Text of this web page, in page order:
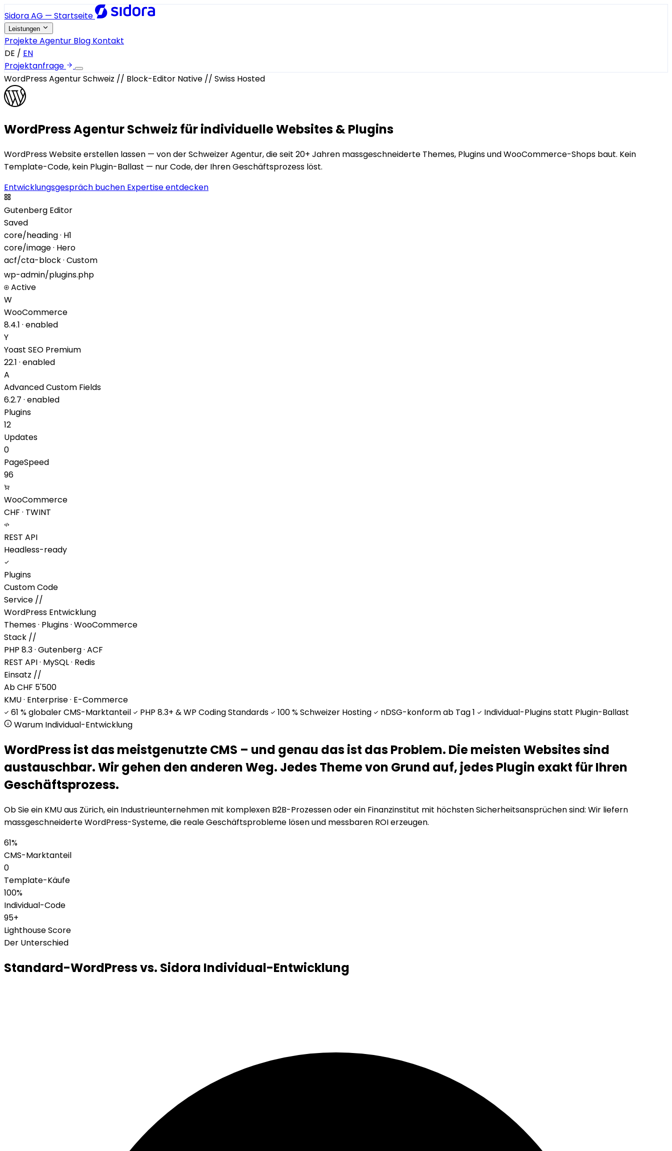
Sidora AG — Startseite
Leistungen
ProjekteAgentur Blog Kontakt
DE / EN
Projektanfrage
WordPress Agentur Schweiz // Block-Editor Native // Swiss Hosted
WordPress Agentur Schweiz fürindividuelle Websites & Plugins
WordPress Website erstellen lassen — von der Schweizer Agentur, die seit 20+ Jahren massgeschneiderte Themes, Plugins und WooCommerce-Shops baut. Kein
Template-Code, kein Plugin-Ballast — nur Code, der Ihren Geschäftsprozess löst.
Entwicklungsgespräch buchen Expertise entdecken
Gutenberg Editor
Saved
core/heading · H1
core/image · Hero
acf/cta-block · Custom
wp-admin/plugins.php
Active
W
WooCommerce
8.4.1 · enabled
Y
Yoast SEO Premium
22.1 · enabled
A
Advanced Custom Fields
6.2.7 · enabled
Plugins
12
Updates
0
PageSpeed
96
WooCommerce
CHF · TWINT
REST API
Headless-ready
Plugins
Custom Code
Service //
WordPress Entwicklung
Themes · Plugins · WooCommerce
Stack //
PHP 8.3 · Gutenberg · ACF
REST API · MySQL · Redis
Einsatz //
Ab CHF 5'500
KMU · Enterprise · E-Commerce
61 % globaler CMS-Marktanteil
PHP 8.3+ & WP Coding Standards 100 % Schweizer Hosting nDSG-konform ab Tag 1
Individual-Plugins statt Plugin-Ballast
Warum Individual-Entwicklung
WordPress ist das meistgenutzte CMS – und genau das ist das Problem. Die meisten Websites sind
austauschbar.Wir gehen den anderen Weg. Jedes Theme von Grund auf, jedes Plugin exakt für Ihren
Geschäftsprozess.
Ob Sie ein KMU aus Zürich, ein Industrieunternehmen mit komplexen B2B-Prozessen oder ein Finanzinstitut mit höchsten Sicherheitsansprüchen sind: Wir liefern
massgeschneiderte WordPress-Systeme, die reale Geschäftsprobleme lösen und messbaren ROI erzeugen.
61%
CMS-Marktanteil
0
Template-Käufe
100%
Individual-Code
95+
Lighthouse Score
Der Unterschied
Standard-WordPress vs. Sidora Individual-Entwicklung